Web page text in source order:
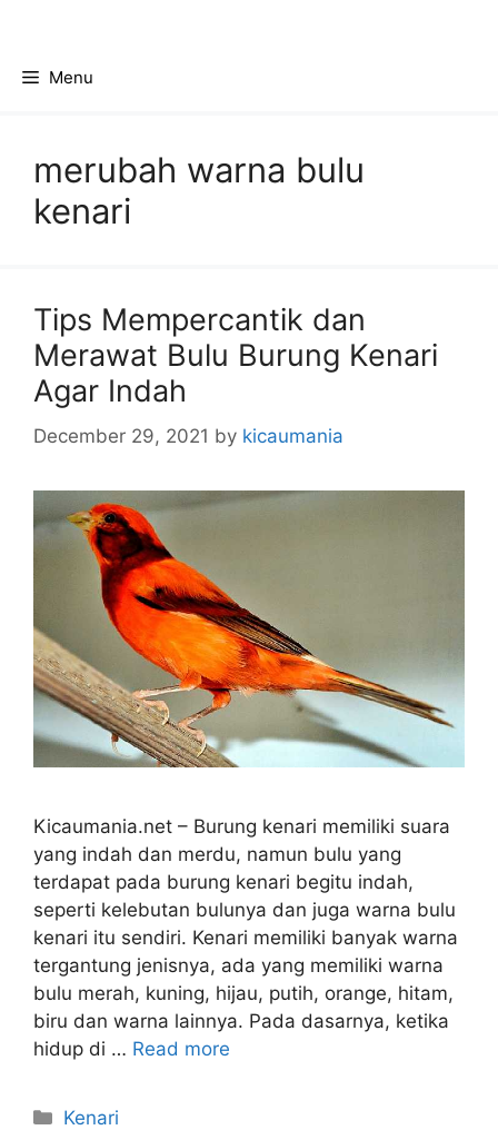
contentMenu
merubah warna bulu
kenari
Tips Mempercantik dan
Merawat Bulu Burung Kenari
Agar Indah
December 29, 2021 by kicaumania
Kicaumania.net – Burung kenari memiliki suara
yang indah dan merdu, namun bulu yang
terdapat pada burung kenari begitu indah,
seperti kelebutan bulunya dan juga warna bulu
kenari itu sendiri. Kenari memiliki banyak warna
tergantung jenisnya, ada yang memiliki warna
bulu merah, kuning, hijau, putih, orange, hitam,
biru dan warna lainnya. Pada dasarnya, ketika
hidup di … Read more
Categories
Kenari